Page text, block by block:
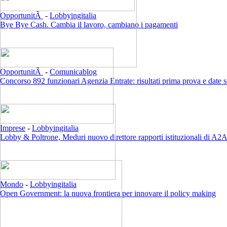
OpportunitÃ - Lobbyingitalia
Bye Bye Cash. Cambia il lavoro, cambiano i pagamenti
OpportunitÃ - Comunicablog
Concorso 892 funzionari Agenzia Entrate: risultati prima prova e date
Imprese - Lobbyingitalia
Lobby & Poltrone, Meduri nuovo direttore rapporti istituzionali di A2A
Mondo - Lobbyingitalia
Open Government: la nuova frontiera per innovare il policy making